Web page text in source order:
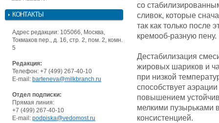
КОНТАКТЫ
Адрес редакции: 105066, Москва,
Токмаков пер., д. 16, стр. 2, пом. 2, комн.
5
Редакция:
Телефон: +7 (499) 267-40-10
E-mail: barteneva@milkbranch.ru
Отдел подписки:
Прямая линия:
+7 (499) 267-40-10
E-mail: podpiska@vedomost.ru
со
сливок, которые
так как только после
кремооб-разную пену.
Дестабилизация
жировых шариков и
при низкой
способствует
повышением
мелкими пузырьками
консистенцией.